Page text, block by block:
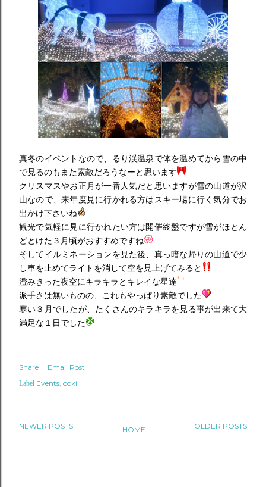
真冬のイベントなので、るり渓温泉で体を温めてから雪の中
で見るのもまた素敵だろうなーと思います
クリスマスやお正月が一番人気だと思いますが雪の山道が沢
山なので、来年度見に行かれる方はスキー場に行く気分でお
出かけ下さいね
観光で気軽に見に行かれたい方は開催終盤ですが雪がほとん
どとけた３月頃がおすすめですね
そしてイルミネーションを見た後、真っ暗な帰りの山道で少
し車を止めてライトを消して空を見上げてみると
澄みきった夜空にキラキラとキレイな星達
派手さは無いものの、これもやっぱり素敵でした
寒い３月でしたが、たくさんのキラキラを見る事が出来て大
満足な１日でした
Share Email Post
Label Events ooki
NEWER POSTS OLDER POSTS
HOME